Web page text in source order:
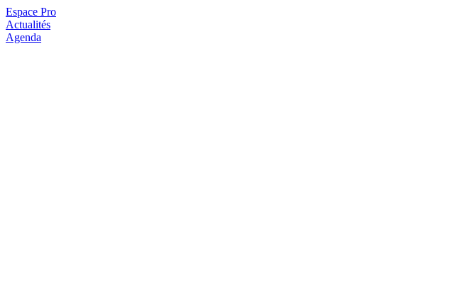
Espace Pro
Actualités
Agenda